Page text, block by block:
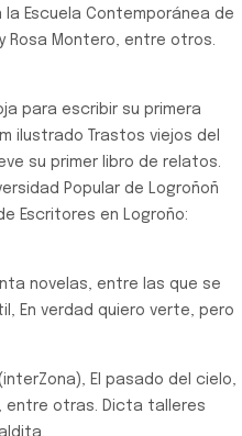
Escuela Contemporánea de
Rosa Montero, entre otros.
para escribir su primera
ilustrado Trastos viejos del
su primer libro de relatos.
Popular de Logroñoñ
Escritores en Logroño:
novelas, entre las que se
En verdad quiero verte, pero
El pasado del cielo,
entre otras. Dicta talleres